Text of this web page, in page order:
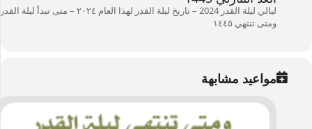
ليالي ليلة القدر
2024 – تاريخ ليلة القدر لهذا العام ۲۰۲٤ – متى تبدأ ليلة القدر
ومتى تنتهي ۱٤٤٥
مواعيد مشابهة